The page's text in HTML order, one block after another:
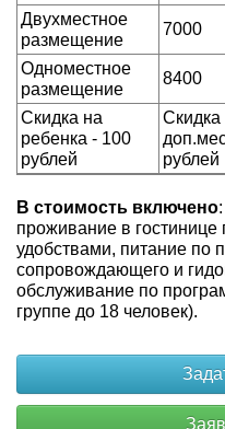
Двухместное
размещение
7000
Одноместное
размещение
8400
Скидка на
ребенка - 100
рублей
Скидка
рублей
В стоимость включено:
проживание в
удобствами, питание по
сопровождающего и
обслуживание по
группе до 18 человек).